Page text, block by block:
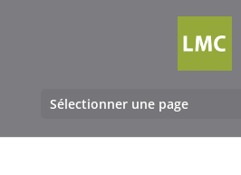
Sélectionner une page